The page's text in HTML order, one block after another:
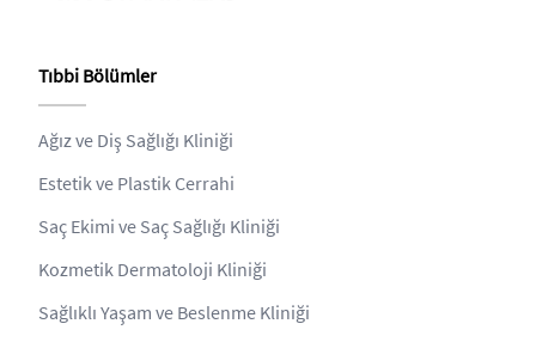
Tıbbi Bölümler
Ağız ve Diş Sağlığı Kliniği
Estetik ve Plastik Cerrahi
Saç Ekimi ve Saç Sağlığı Kliniği
Kozmetik Dermatoloji Kliniği
Sağlıklı Yaşam ve Beslenme Kliniği